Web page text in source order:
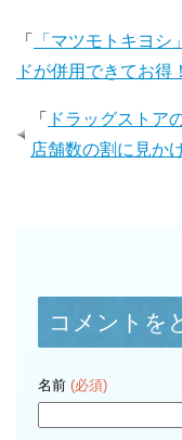
「
「マツモトキヨ
ドが併用できてお得！
「
ドラッグストア
店舗数の割に見か
コメントを
名前 (必須)